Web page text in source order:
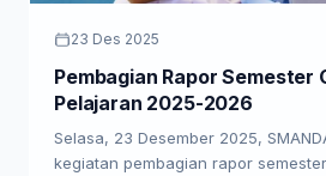
23 Des 2025
Pembagian Rapor Semester
Pelajaran 2025-2026
Selasa, 23 Desember 2025,
kegiatan pembagian rapor